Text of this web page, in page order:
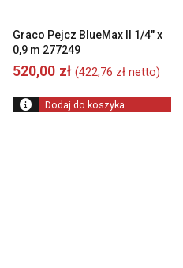
Graco Pejcz BlueMax II 1/4″ x
0,9 m 277249
520,00 zł (422,76 zł netto)
Dodaj do koszyka